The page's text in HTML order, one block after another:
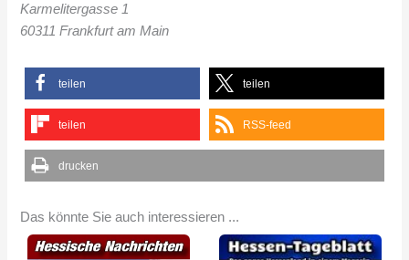
Karmelitergasse 1
60311 Frankfurt am Main
teilen teilen
teilen RSS-feed
drucken
Das könnte Sie auch interessieren ...